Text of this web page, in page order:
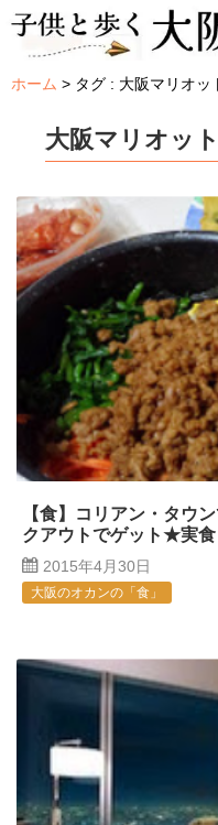
ホーム タグ : 大阪マリオッ
大阪マリオッ
【食】コリアン・タウ
クアウトでゲット★実食
2015年4月30日
大阪のオカンの「食」